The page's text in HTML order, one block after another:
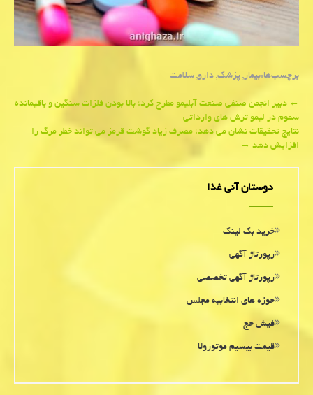
برچسب‌ها:بیمار,پزشك,دارو,سلامت
Post
navigation
←دبیر انجمن صنفی صنعت آبلیمو مطرح كرد؛ بالا بودن فلزات سنگین و باقیمانده
سموم در لیمو ترش های وارداتی
نتایج تحقیقات نشان می دهد؛ مصرف زیاد گوشت قرمز می تواند خطر مرگ را
افزایش دهد→
دوستان آنی غذا
خرید بک لینک
رپورتاژ آگهی
رپورتاژ آگهی تخصصی
حوزه های انتخابیه مجلس
فیش حج
قیمت بیسیم موتورولا